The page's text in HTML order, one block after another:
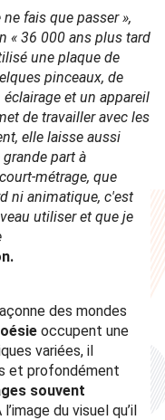
ne fais que passer»,
« 36 000 ans plus tard
une plaque de
pinceaux, de
et un appareil
de travailler avec les
elle laisse aussi
part à
métrage, que
ni animatique, c'est
utiliser et que je
des mondes
occupent une
variées, il
et profondément
souvent
l’image du visuel qu’il